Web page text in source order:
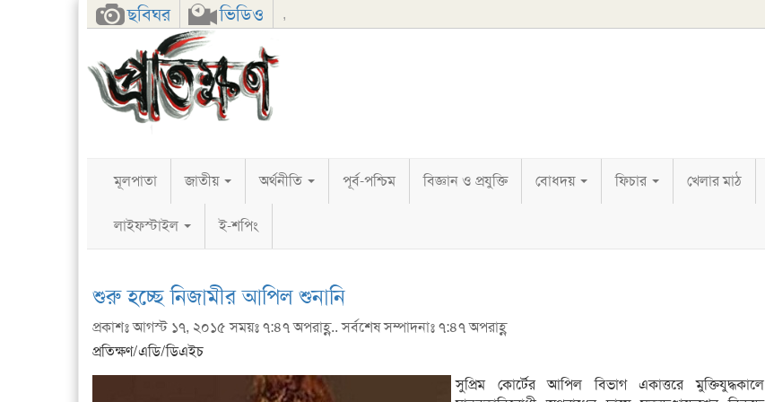
ছবিঘর ভিডিও ,
FacebookTwitterGoogle+
মূলপাতা জাতীয় অর্থনীতি পূর্ব-পশ্চিম বিজ্ঞান ও প্রযুক্তি বোধদয় ফিচার খেলার মাঠ
লাইফস্টাইল ই-শপিং
শুরু হচ্ছে নিজামীর আপিল শুনানি
প্রকাশঃ আগস্ট ১৭, ২০১৫ সময়ঃ ৭:৪৭ অপরাহ্ণ.. সর্বশেষ সম্পাদনাঃ ৭:৪৭ অপরাহ্ণ
প্রতিক্ষণ/এডি/ডিএইচ
সুপ্রিম কোর্টের আপিল বিভাগ একাত্তরে মুক্তিযুদ্ধকালে